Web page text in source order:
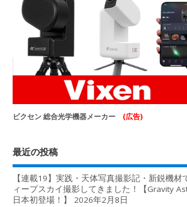
ビクセン 総合光学機器メーカー (広告)
最近の投稿
【連載19】実践・天体写真撮影記・新鋭機材
ィープスカイ撮影してきました！【Gravity
日本初登場！】
2026年2月8日